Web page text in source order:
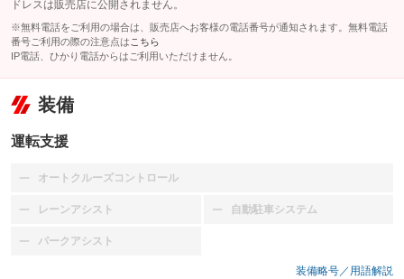
ドレスは販売店に公開されません。
※無料電話をご利用の場合は、販売店へお客様の電話番号が通知されます。無料電話
番号ご利用の際の注意点は こちら
IP電話、ひかり電話からはご利用いただけません。
装備
運転支援
オートクルーズコントロール
：装備なし
レーンアシスト
：装備なし 自動駐車システム
：装備なし
パークアシスト
：装備なし
装備略号／用語解説